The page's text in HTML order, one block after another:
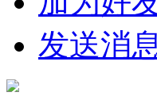
发送消